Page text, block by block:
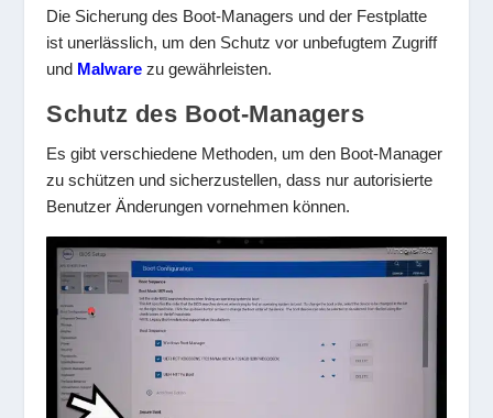
Die Sicherung des Boot-Managers und der Festplatte
ist unerlässlich, um den Schutz vor unbefugtem Zugriff
und Malware zu gewährleisten.
Schutz des Boot-Managers
Es gibt verschiedene Methoden, um den Boot-Manager
zu schützen und sicherzustellen, dass nur autorisierte
Benutzer Änderungen vornehmen können.